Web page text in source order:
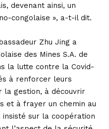
devenant ainsi, un
congolaise », a-t-il dit.
Zhu Jing a
des Mines S.A. de
la lutte contre la Covid-
à renforcer leurs
la gestion, à découvrir
et à frayer un chemin au
insisté sur la coopération